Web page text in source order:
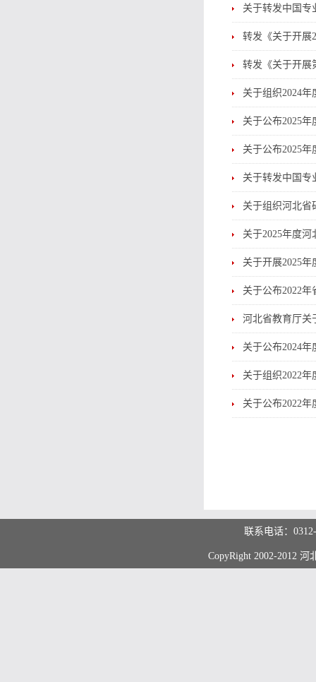
关于转发中国专
转发《关于开展
转发《关于开展
关于组织2024
关于公布2025
关于公布2025
关于转发中国专
关于组织河北省
关于2025年度
关于开展2025
关于公布2022
河北省教育厅关
关于公布2024
关于组织2022
关于公布2022
联系电话：
CopyRight 2002-2012